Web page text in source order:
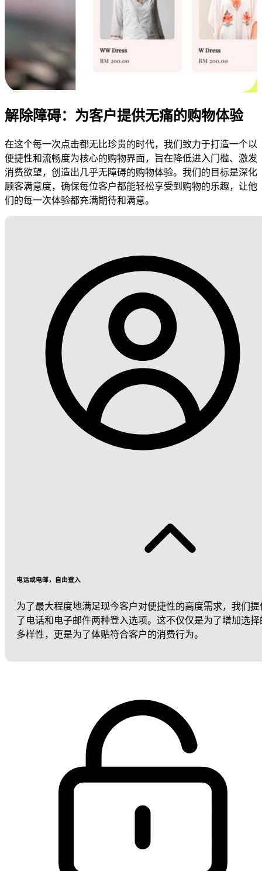
解除障碍：为客户提供无痛的购物体验
在这个每一次点击都无比珍贵的时代，我们致力于打造一个以
便捷性和流畅度为核心的购物界面，旨在降低进入门槛、激发
消费欲望，创造出几乎无障碍的购物体验。我们的目标是深化
顾客满意度，确保每位客户都能轻松享受到购物的乐趣，让他
们的每一次体验都充满期待和满意。
电话或电邮，自由登入
为了最大程度地满足现今客户对便捷性的高度需求，我们提
了电话和电子邮件两种登入选项。这不仅仅是为了增加选择
多样性，更是为了体贴符合客户的消费行为。